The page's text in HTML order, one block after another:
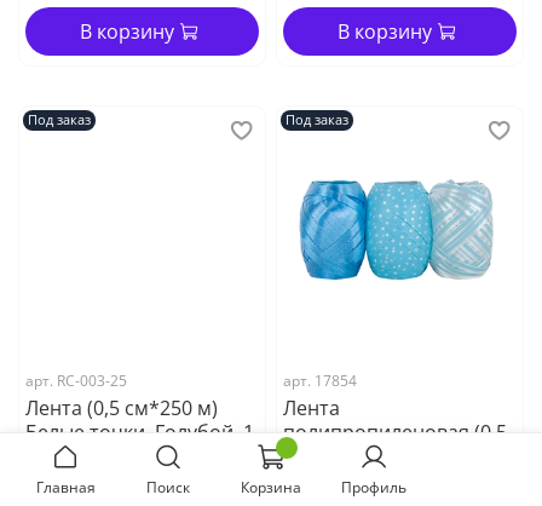
В корзину В корзину
Под заказ
арт. RC-003-25
Лента (0,5 см*250 м)
Белые точки, Голубой, 1
шт.
Под заказ
арт. 17854
Лента
полипропиленовая (0,5
см*10 м) Лазурный
микс, Металлик,
Главная Поиск Корзина Профиль